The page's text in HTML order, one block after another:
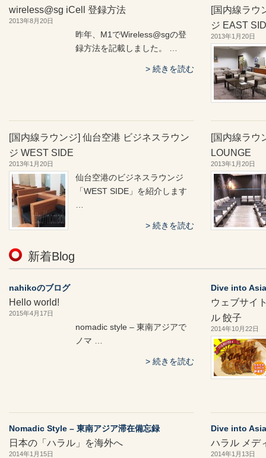
wireless@sg iCell 登録方法
2013年8月20日
昨年、M1でWireless@sgの登
録方法を記載しました。 …
続きを読む
[国内線ラウ
ジ EAST
2013年1月20日
[国内線ラウンジ] 仙台空港 ビジネスラウン
ジ WEST SIDE
2013年1月20日
仙台空港のビジネスラウンジ
「WEST SIDE」を紹介します
…
続きを読む
[国内線ラウ
LOUNGE
2013年1月20日
新着Blog
nahikoのブログ
Hello world!
2015年4月17日
nomadic style – 東南アジアで
ノマ …
続きを読む
Dive into
ウェブサイ
ル 餃子
2014年10月22日
Nomadic Style – 東南アジア滞在備忘録
日本の「ハラル」を海外へ
2014年1月15日
Dive into
ハラル メデ
2014年1月13日